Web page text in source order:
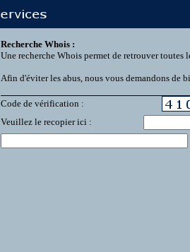
Recherche Whois :
Une recherche Whois permet de retrouver
Afin d'éviter les abus, nous vous demandons de
Code de vérification :
Veuillez le recopier ici :